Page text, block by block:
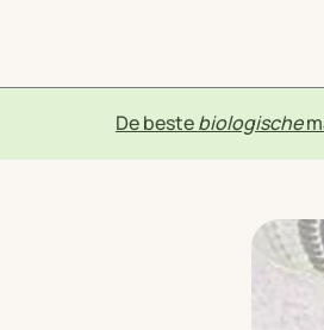
De bestebiologische